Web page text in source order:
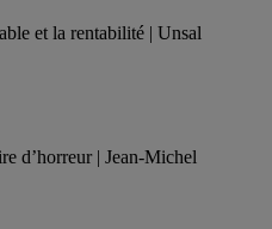
et la rentabilité | Unsal
d’horreur | Jean-Michel